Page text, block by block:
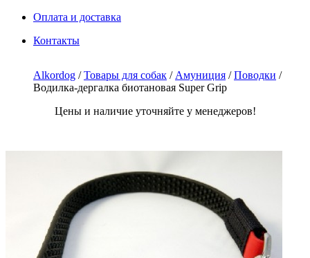
Оплата и доставка
Контакты
Alkordog /Товары для собак / Амуниция /Поводки /
Водилка-дергалка биотановая Super Grip
Цены и наличие уточняйте у менеджеров!